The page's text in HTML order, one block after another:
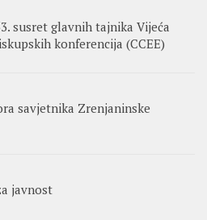
susret glavnih tajnika Vijeća
konferencija (CCEE)
savjetnika Zrenjaninske
javnost